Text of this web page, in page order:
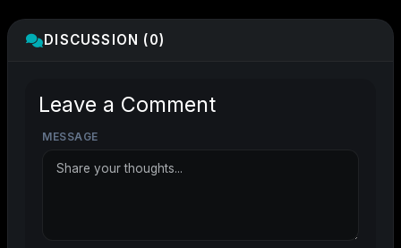
DISCUSSION (0)
Leave a Comment
MESSAGE